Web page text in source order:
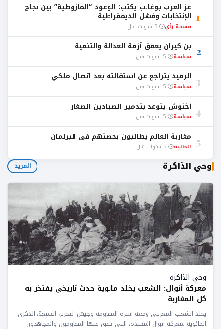
1
عز العرب بوغالب يكتب: الوعود “المازوطية” بين نجاح
الإنتخابات وفشل الديمقراطية
فسحة رأي
2 بن كيران يعمق أزمة العدالة والتنمية
سياسة
3 الرميد يتراجع عن استقالته بعد اتصال ملكي
سياسة
4 أخنوش يتوعد بتدمير الصيادين الصغار
سياسة
5 مغاربة العالم يطالبون بحصتهم في البرلمان
الجالية
وحي الذاكرة المزيد
وحي الذاكرة
معركة أنوال: الشعب يخلد مائوية حدث تاريخي يفتخر به
كل المغاربة
يخلد الشعـب المغربـي ومعه أسرة المقاومة وجيش التحرير، الجمعة، الذكرى
المائوية لمعركة أنوال المجيدة، التي حقق فيها المقاومون والمجاهدون